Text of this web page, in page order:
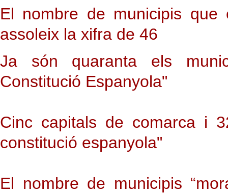
El nombre de municipis
assoleix la xifra de 46
Ja són quaranta els
Constitució Espanyola"
Cinc capitals de comarca i
constitució espanyola"
El nombre de municipis